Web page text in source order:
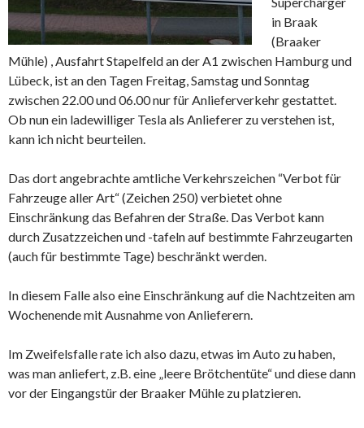
in Braak
(Braaker
Mühle) , Ausfahrt Stapelfeld an der A1 zwischen Hamburg und
Lübeck, ist an den Tagen Freitag, Samstag und Sonntag
zwischen 22.00 und 06.00 nur für Anlieferverkehr gestattet.
Ob nun ein ladewilliger Tesla als Anlieferer zu verstehen ist,
kann ich nicht beurteilen.
Das dort angebrachte amtliche Verkehrszeichen “Verbot für
Fahrzeuge aller Art“ (Zeichen 250) verbietet ohne
Einschränkung das Befahren der Straße. Das Verbot kann
durch Zusatzzeichen und -tafeln auf bestimmte Fahrzeugarten
(auch für bestimmte Tage) beschränkt werden.
In diesem Falle also eine Einschränkung auf die Nachtzeiten am
Wochenende mit Ausnahme von Anlieferern.
Im Zweifelsfalle rate ich also dazu, etwas im Auto zu haben,
was man anliefert, z.B. eine „leere Brötchentüte“ und diese dann
vor der Eingangstür der Braaker Mühle zu platzieren.